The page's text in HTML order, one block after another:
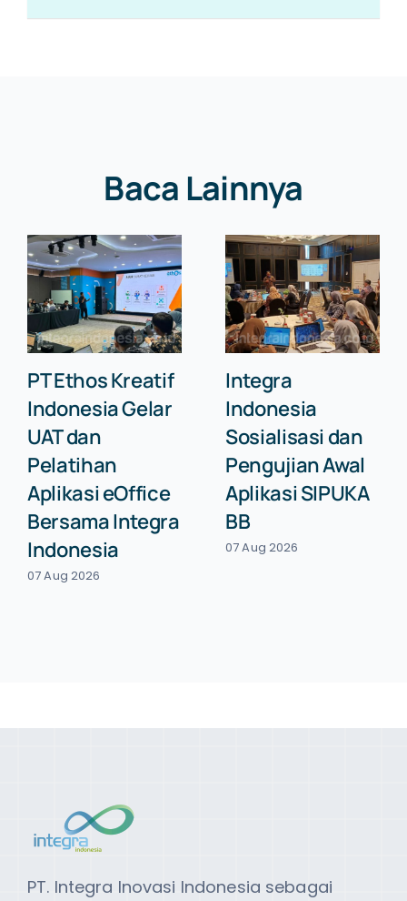
Baca Lainnya
PT Ethos Kreatif
Indonesia Gelar
UAT dan
Pelatihan
Aplikasi eOffice
Bersama Integra
Indonesia
07 Aug 2026
Integra
Indonesia
Sosialisasi dan
Pengujian Awal
Aplikasi SIPUKA
BB
07 Aug 2026
PT. Integra Inovasi Indonesia sebagai